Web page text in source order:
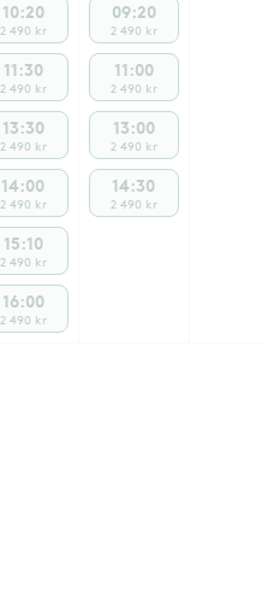
10:20
2 490 kr
11:30
2 490 kr
13:30
2 490 kr
14:00
2 490 kr
15:10
2 490 kr
16:00
2 490 kr
09:20
2 490 kr
11:00
2 490 kr
13:00
2 490 kr
14:30
2 490 kr